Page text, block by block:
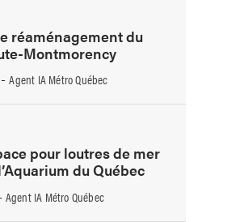
réaménagement du
Montmorency
-Agent IA Métro Québec
pour loutres de mer
du Québec
Agent IA Métro Québec